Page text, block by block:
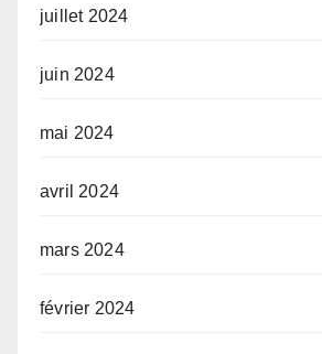
juillet 2024
juin 2024
mai 2024
avril 2024
mars 2024
février 2024